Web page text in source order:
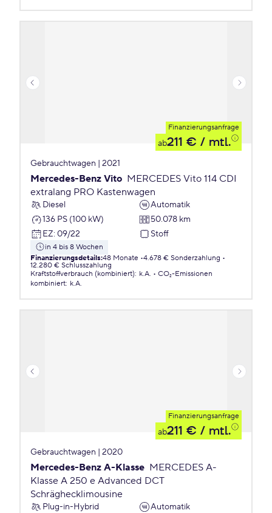
Finanzierungsanfrage
ab211 € / mtl.
Gebrauchtwagen | 2021
Mercedes-Benz Vito MERCEDES Vito 114 CDI
extralang PRO Kastenwagen
Diesel
Automatik
136 PS (100 kW)
50.078 km
EZ: 09/22 Stoff
in 4 bis 8 Wochen
Finanzierungsdetails:48 Monate 4.678 € Sonderzahlung
12.280 € Schlusszahlung
Kraftstoffverbrauch (kombiniert): k.A.
CO₂-Emissionen
kombiniert: k.A.
Finanzierungsanfrage
ab211 € / mtl.
Gebrauchtwagen | 2020
Mercedes-Benz A-Klasse MERCEDES A-
Klasse A 250 e Advanced DCT
Schräghecklimousine
Plug-in-Hybrid
Automatik